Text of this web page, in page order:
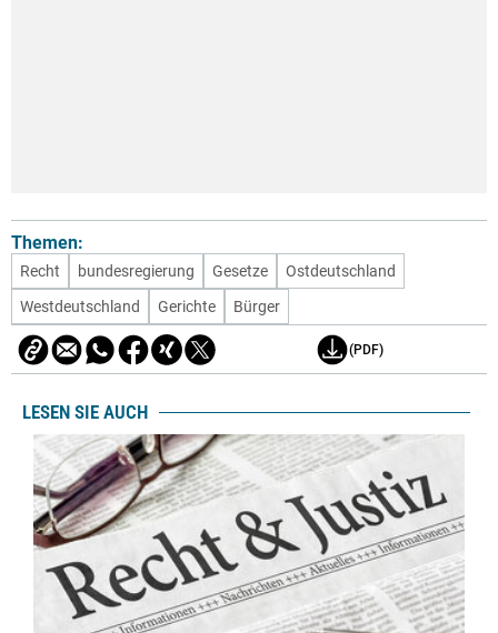
Themen:
Recht bundesregierung Gesetze
Ostdeutschland
Westdeutschland
Gerichte Bürger
(PDF)
LESEN SIE AUCH